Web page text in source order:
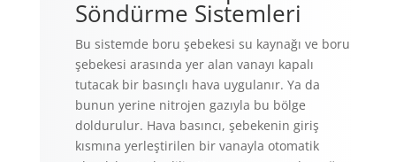
Söndürme Sistemleri
Bu sistemde boru şebekesi su kaynağı ve boru
şebekesi arasında yer alan vanayı kapalı
tutacak bir basınçlı hava uygulanır. Ya da
bunun yerine nitrojen gazıyla bu bölge
doldurulur. Hava basıncı, şebekenin giriş
kısmına yerleştirilen bir vanayla otomatik